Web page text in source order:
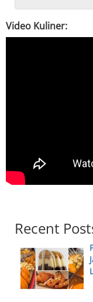
Video Kuliner:
Recent